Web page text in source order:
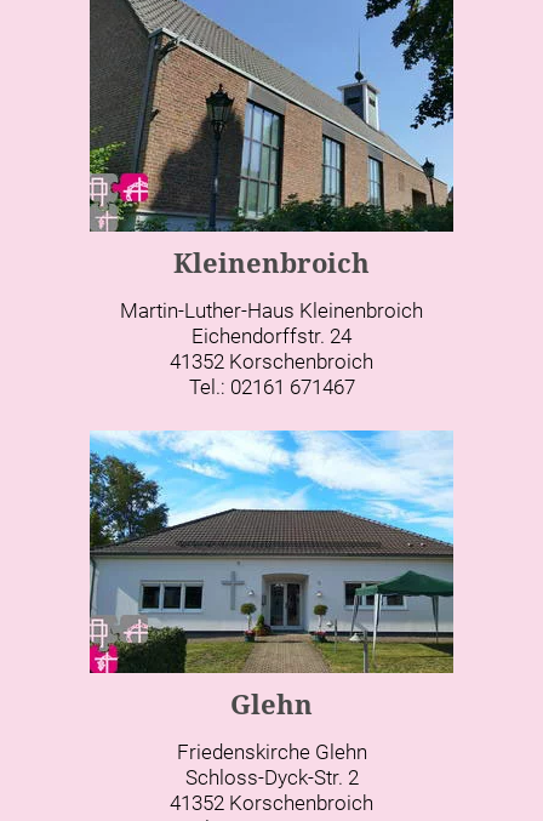
Kleinenbroich
Martin-Luther-Haus Kleinenbroich
Eichendorffstr. 24
41352 Korschenbroich
Tel.: 02161 671467
Glehn
Friedenskirche Glehn
Schloss-Dyck-Str. 2
41352 Korschenbroich